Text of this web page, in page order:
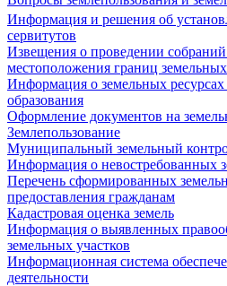
Информация и решения об
сервитутов
Извещения о проведении
местоположения границ земельных
Информация о земельных
образования
Оформление документов на
Землепользование
Муниципальный земельный
Информация о невостребованных
Перечень сформированных
предоставления гражданам
Кадастровая оценка земель
Информация о выявленных
земельных участков
Информационная система
деятельности